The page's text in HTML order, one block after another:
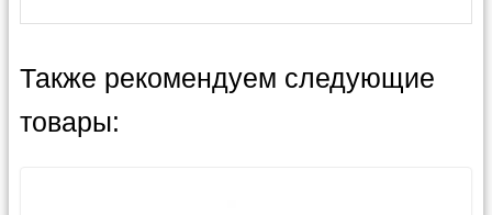
Также рекомендуем следующие
товары: